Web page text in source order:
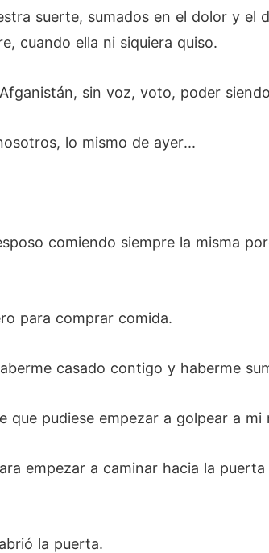
suerte, sumados en el dolor y el
cuando ella ni siquiera quiso.
sin voz, voto, poder
lo mismo de ayer...
comiendo siempre la misma
para comprar comida.
casado contigo y haberme
pudiese empezar a golpear a
empezar a caminar hacia la
la puerta.